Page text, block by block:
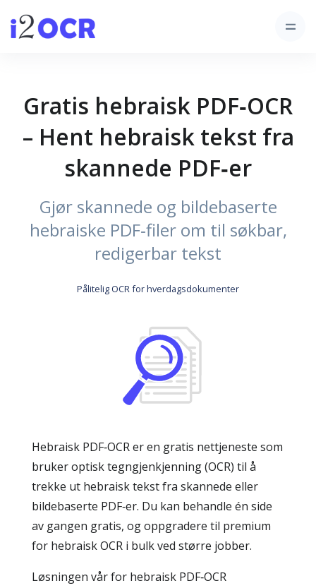
Gratis hebraisk PDF‑OCR
– Hent hebraisk tekst fra
skannede PDF‑er
Gjør skannede og bildebaserte
hebraiske PDF‑filer om til søkbar,
redigerbar tekst
Pålitelig OCR for hverdagsdokumenter
Hebraisk PDF‑OCR er en gratis nettjeneste som
bruker optisk tegngjenkjenning (OCR) til å
trekke ut hebraisk tekst fra skannede eller
bildebaserte PDF‑er. Du kan behandle én side
av gangen gratis, og oppgradere til premium
for hebraisk OCR i bulk ved større jobber.
Løsningen vår for hebraisk PDF‑OCR